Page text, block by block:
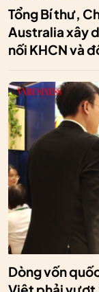
Tổng Bí thư,
Australia xây
nối KHCN và
Dòng vốn